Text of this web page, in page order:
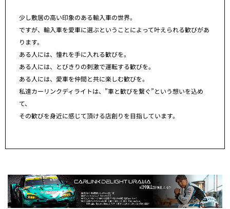
少し敷居の高い印象のある輸入車の世界。
ですが、輸入車を愛車に選ぶということによって叶えられる歓びがあ
ります。
ある人には、憧れを手に入れる歓びを。
ある人には、とびきりの刺激で運転する歓びを。
ある人には、愛車を仲間と共に楽しむ歓びを。
私達カーリンクディライトは、”車と歓びを繋ぐ”という想いを込め
て、
その歓びを身近に感じて頂ける店創りを目指しています。